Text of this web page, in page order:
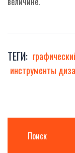
ТЕГИ:
инструменты